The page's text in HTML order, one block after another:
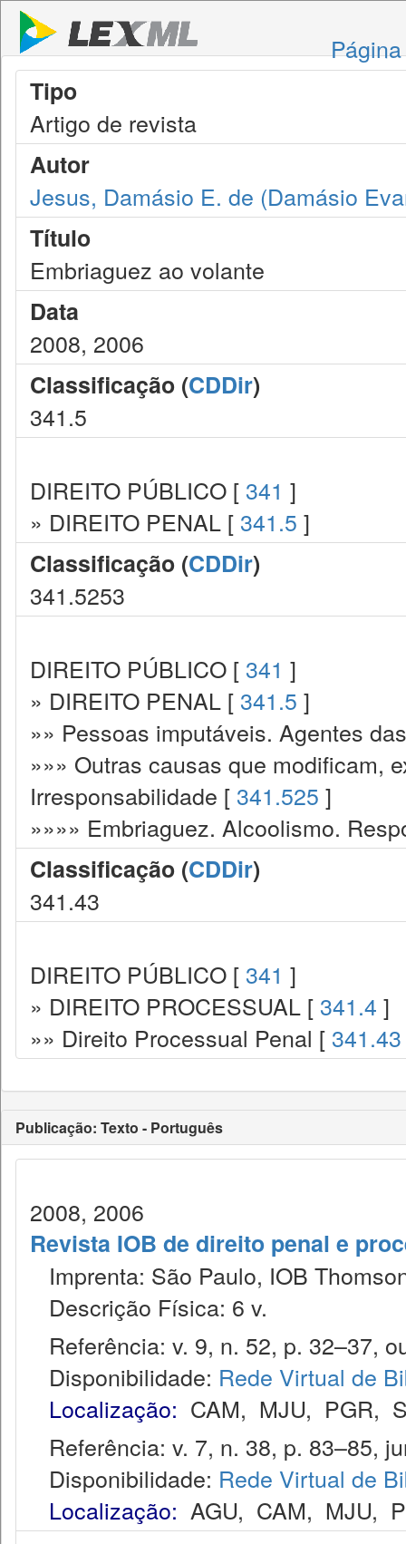
Tipo
Artigo de revista
Autor
Jesus, Damásio E. de (Damásio
Título
Embriaguez ao volante
Data
2008, 2006
Classificação (CDDir)
341.5
DIREITO PÚBLICO [ 341 ]
» DIREITO PENAL [ 341.5 ]
Classificação (CDDir)
341.5253
DIREITO PÚBLICO [ 341 ]
» DIREITO PENAL [ 341.5 ]
»» Pessoas imputáveis. Agentes
»»» Outras causas que modificam,
Irresponsabilidade [ 341.525 ]
»»»» Embriaguez. Alcoolismo.
Classificação (CDDir)
341.43
DIREITO PÚBLICO [ 341 ]
» DIREITO PROCESSUAL [ 341.4 ]
»» Direito Processual Penal [ 341.43
Publicação: Texto - Português
2008, 2006
Revista IOB de direito penal e
Imprenta: São Paulo, IOB
Descrição Física: 6 v.
Referência: v. 9, n. 52, p. 32–37,
Disponibilidade: Rede Virtual de
Localização: CAM, MJU, PGR,
Referência: v. 7, n. 38, p. 83–85,
Disponibilidade: Rede Virtual de
Localização: AGU, CAM, MJU,